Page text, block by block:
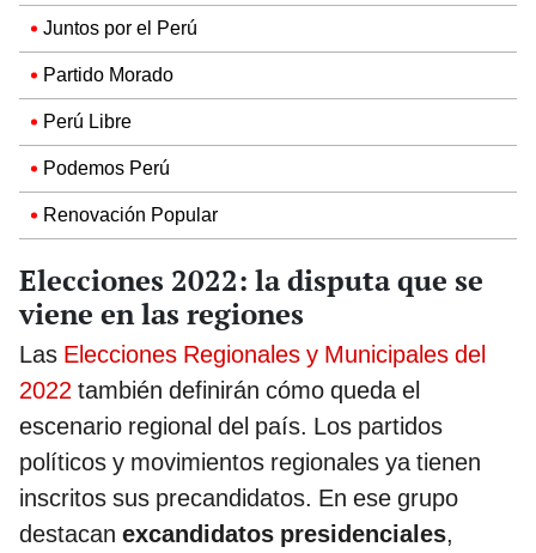
Juntos por el Perú
Partido Morado
Perú Libre
Podemos Perú
Renovación Popular
Elecciones 2022: la disputa que se
viene en las regiones
Las Elecciones Regionales y Municipales del
2022 también definirán cómo queda el
escenario regional del país. Los partidos
políticos y movimientos regionales ya tienen
inscritos sus precandidatos. En ese grupo
destacan excandidatos presidenciales,